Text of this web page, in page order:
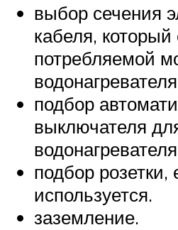
выбор сечения
кабеля, который
потребляемой
подбор
выключателя
подбор розетки,
используется.
заземление.